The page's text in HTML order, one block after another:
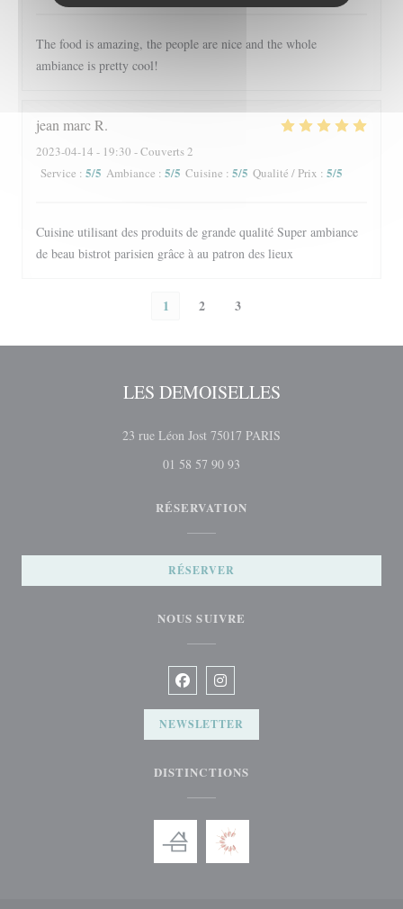
The food is amazing, the people are nice and the whole
ambiance is pretty cool!
jean marcR
2023-04-14 - 19:30 - Couverts 2
Service : 5/5 Ambiance : 5/5 Cuisine : 5/5 Qualité / Prix : 5/5
Cuisine utilisant des produits de grande qualité Super ambiance
de beau bistrot parisien grâce à au patron des lieux
1 2 3
LES DEMOISELLES
23 rue Léon Jost 75017 PARIS
01 58 57 90 93
RÉSERVATION
RÉSERVER
NOUS SUIVRE
Facebook ((ouvre une nouvelle
Instagram ((ouvre une nouvelle
NEWSLETTER
DISTINCTIONS